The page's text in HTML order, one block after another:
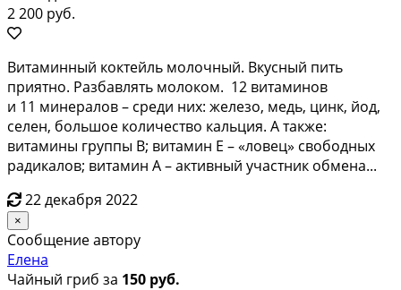
2 200 руб.
Витаминный коктейль молочный. Вкусный пить
приятно. Разбавлять молоком. 12 витаминов
и 11 минералов – среди них: железо, медь, цинк, йод,
селен, большое количество кальция. А также:
витамины группы В; витамин Е – «ловец» свободных
радикалов; витамин А – активный участник обмена...
22 декабря 2022
×
Сообщение автору
Елена
Чайный гриб за 150 руб.